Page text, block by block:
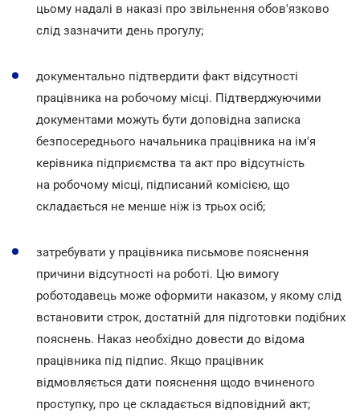
цьому надалі в наказі про звільнення обов'язково
слід зазначити день прогулу;
документально підтвердити факт відсутності
працівника на робочому місці. Підтверджуючими
документами можуть бути доповідна записка
безпосереднього начальника працівника на ім'я
керівника підприємства та акт про відсутність
на робочому місці, підписаний комісією, що
складається не менше ніж із трьох осіб;
затребувати у працівника письмове пояснення
причини відсутності на роботі. Цю вимогу
роботодавець може оформити наказом, у якому слід
встановити строк, достатній для підготовки подібних
пояснень. Наказ необхідно довести до відома
працівника під підпис. Якщо працівник
відмовляється дати пояснення щодо вчиненого
проступку, про це складається відповідний акт;